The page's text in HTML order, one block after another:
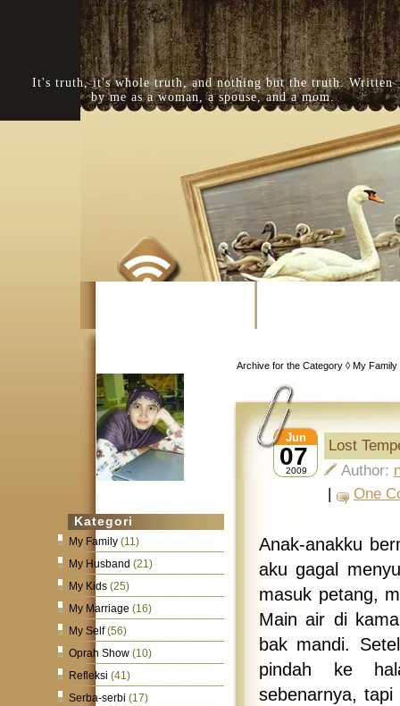
It's truth, it's whole truth, and nothing but the truth. Written
by me as a woman, a spouse, and a mom.
Kategori
My Family (11)
My Husband (21)
My Kids (25)
My Marriage (16)
My Self(56)
Oprah Show (10)
Refleksi (41)
Serba-serbi (17)
Archive for the Category ◊ My Family
07
Jun
2009
Lost
Author:
|
One
Anak-anakku
aku gagal
masuk petang,
Main air di
bak mandi.
pindah ke
sebenarnya,